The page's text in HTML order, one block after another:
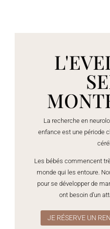
La recherche en
enfance est une période
Les bébés commencent
monde qui les entoure.
pour se développer de
ont besoin d’un
JE RÉSERVE UN